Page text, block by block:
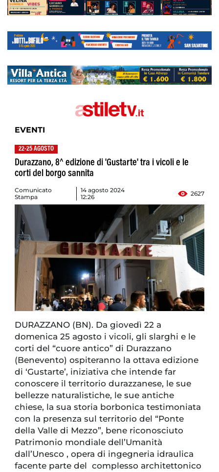
EVENTI
22-25 AGOSTO
Durazzano, 8^ edizione di 'Gustarte' tra i vicoli e le
corti del borgo sannita
Comunicato
Stampa
14 agosto 2024
12:26
2627
DURAZZANO (BN). Da giovedì 22 a
domenica 25 agosto i vicoli, gli slarghi e le
corti del “cuore antico” di Durazzano
(Benevento) ospiteranno la ottava edizione
di ‘Gustarte’, iniziativa che intende far
conoscere il territorio durazzanese, le sue
bellezze naturalistiche, le sue antiche
chiese, la sua storia borbonica testimoniata
con la presenza sul territorio del “Ponte
della Valle di Mezzo”, bene riconosciuto
Patrimonio mondiale dell’Umanità
dall’Unesco , opera di ingegneria idraulica
facente parte del complesso architettonico